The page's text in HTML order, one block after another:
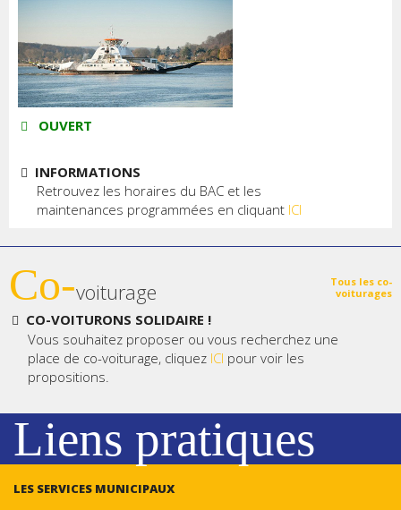
OUVERT
INFORMATIONS
Retrouvez les horaires du BAC et les
maintenances programmées en cliquant ICI
Tous les co-
voiturages
Co-voiturage
CO-VOITURONS SOLIDAIRE !
Vous souhaitez proposer ou vous recherchez une
place de co-voiturage, cliquez ICI pour voir les
propositions.
Liens pratiques
LES SERVICES MUNICIPAUX